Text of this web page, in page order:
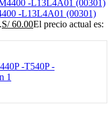
-L13L4A01 (00301)
S/60.00El precio actual es: